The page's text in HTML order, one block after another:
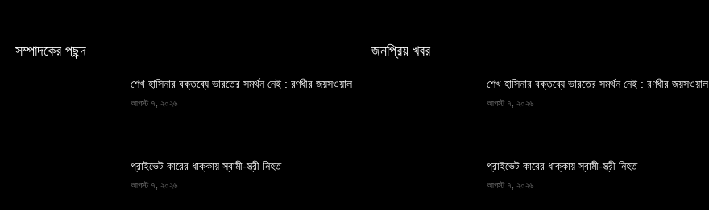
সম্পাদকের পছন্দ
শেখ হাসিনার বক্তব্যে ভারতের সমর্থন নেই : রণধীর জয়সওয়াল
আগস্ট ৭, ২০২৬
প্রাইভেট কারের ধাক্কায় স্বামী-স্ত্রী নিহত
আগস্ট ৭, ২০২৬
জনপ্রিয় খবর
শেখ হাসিনার বক্তব্যে ভারতের সমর্থন নেই : রণধীর জয়সওয়াল
আগস্ট ৭, ২০২৬
প্রাইভেট কারের ধাক্কায় স্বামী-স্ত্রী নিহত
আগস্ট ৭, ২০২৬